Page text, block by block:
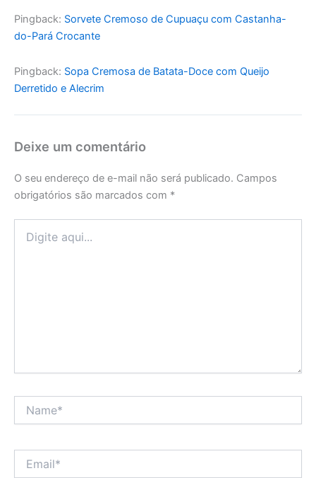
Pingback: Sorvete Cremoso de Cupuaçu com Castanha-
do-Pará Crocante
Pingback: Sopa Cremosa de Batata-Doce com Queijo
Derretido e Alecrim
Deixe um comentário
O seu endereço de e-mail não será publicado. Campos
obrigatórios são marcados com *
aqui...